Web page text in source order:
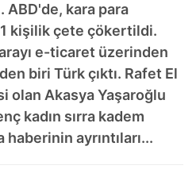
ABD'de, kara para
kişilik çete çökertildi.
e-ticaret üzerinden
biri Türk çıktı. Rafet El
olan Akasya Yaşaroğlu
kadın sırra kadem
ayrıntıları...